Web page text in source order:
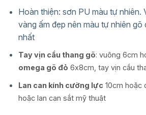
Hoàn thiện: sơn PU màu tự nhiên.
vàng ấm đẹp nên màu tự nhiên
nhất
Tay vịn cầu thang gõ: vuông 6cm
omega gõ đỏ 6x8cm, tay vịn cầu
Lan can kính cường lực10cm hoặc
hoặc lan can sắt mỹ thuật